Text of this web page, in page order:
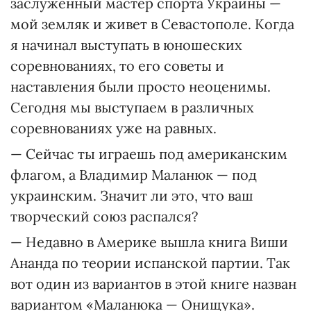
мой земляк и живет в Севастополе. Когда
я начинал выступать в юношеских
соревнованиях, то его советы и
наставления были просто неоценимы.
Сегодня мы выступаем в различных
соревнованиях уже на равных.
— Сейчас ты играешь под американским
флагом, а Владимир Маланюк — под
украинским. Значит ли это, что ваш
творческий союз распался?
— Недавно в Америке вышла книга Виши
Ананда по теории испанской партии. Так
вот один из вариантов в этой книге назван
вариантом «Маланюка — Онищука».